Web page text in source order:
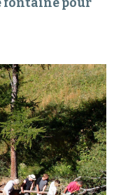
fontaine pour